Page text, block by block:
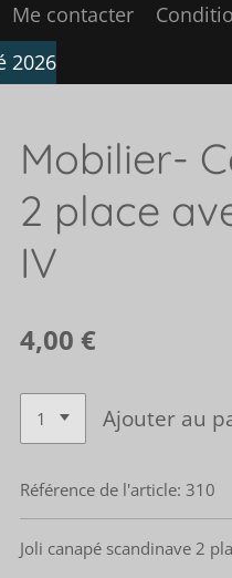
Me contacter
2026
Mobilier-
2 place
IV
4,00 €
Ajouter au
Référence de l'article: 310
Joli canapé scandinave 2